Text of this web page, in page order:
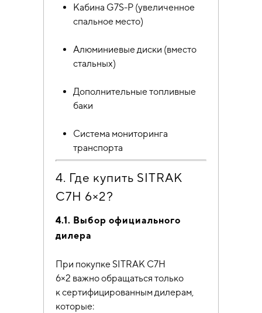
Кабина G7S-P (увеличенное
спальное место)
Алюминиевые диски (вместо
стальных)
Дополнительные топливные
баки
Система мониторинга
транспорта
4. Где купить SITRAK
C7H 6×2?
4.1. Выбор официального
дилера
При покупке SITRAK C7H
6×2 важно обращаться только
к сертифицированным дилерам,
которые: